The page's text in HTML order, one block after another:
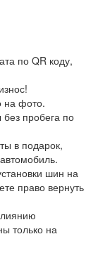
по QR коду,
на фото.
пробега по
в подарок,
шин на
право вернуть
только на